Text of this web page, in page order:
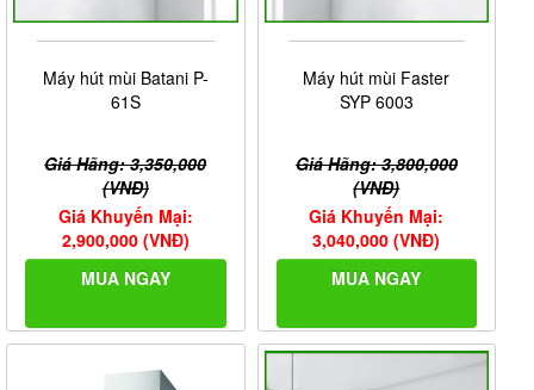
Máy hút mùi Batani P-
61S
Giá Hãng: 3,350,000
(VNĐ)
Giá Khuyến Mại:
2,900,000 (VNĐ)
MUA NGAY
Máy hút mùi Faster
SYP 6003
Giá Hãng: 3,800,000
(VNĐ)
Giá Khuyến Mại:
3,040,000 (VNĐ)
MUA NGAY